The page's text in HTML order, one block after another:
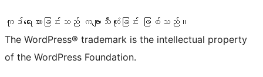
ကုဒ်ရေးသားခြင်းသည် ကဗျာသီကုံးခြင်း ဖြစ်သည်။
The WordPress® trademark is the intellectual property
of the WordPress Foundation.